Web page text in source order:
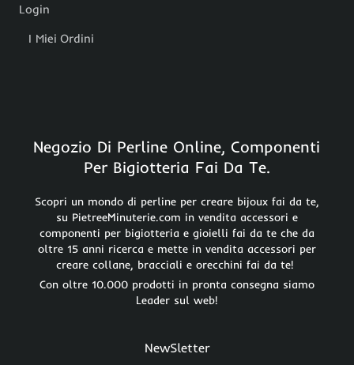
Login
I Miei Ordini
Negozio Di Perline Online, Componenti
Per Bigiotteria Fai Da Te.
Scopri un mondo di perline per creare bijoux fai da te,
su PietreeMinuterie.com in vendita accessori e
componenti per bigiotteria e gioielli fai da te che da
oltre 15 anni ricerca e mette in vendita accessori per
creare collane, bracciali e orecchini fai da te!
Con oltre 10.000 prodotti in pronta consegna siamo
Leader sul web!
NewSletter